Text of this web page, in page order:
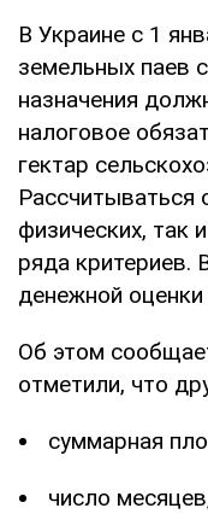
В Украине с 1
земельных паев
назначения
налоговое
гектар
Рассчитываться
физических, так
ряда критериев.
денежной оценки
Об этом
отметили, что
суммарная
число